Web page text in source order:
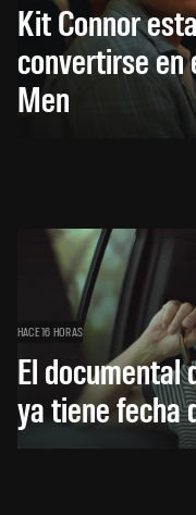
Kit Connor
convertirse en
Men
HACE 16 HORAS
El documental
ya tiene fecha